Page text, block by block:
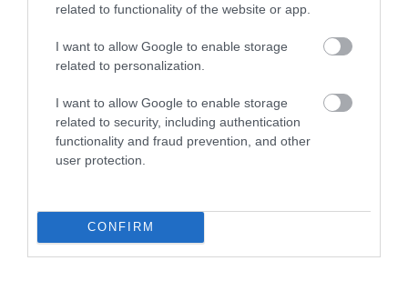
related to functionality of the website or app.
I want to allow Google to enable storage
related to personalization.
I want to allow Google to enable storage
related to security, including authentication
functionality and fraud prevention, and other
user protection.
CONFIRM
Μαζικό κτύπημα της Ρωσίας στο Κίεβο
με Iskander-Μ, S-400 & Zircon: Πάνω από
30 πύραυλοι εκτοξεύθηκαν σε 30 λεπτά!